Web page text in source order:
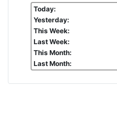
Today:
Yesterday:
This Week:
Last Week:
This Month:
Last Month: